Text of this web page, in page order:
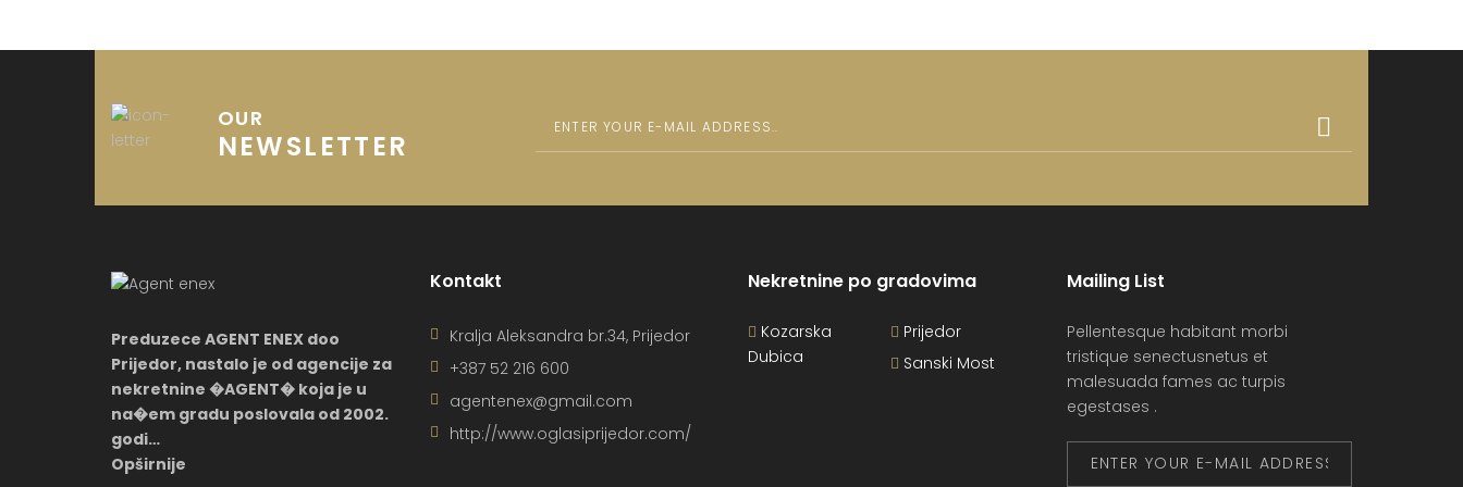
OUR
NEWSLETTER
Preduzece AGENT ENEX doo
Prijedor, nastalo je od agencije za
nekretnine �AGENT� koja je u
na�em gradu poslovala od 2002.
godi…
Opširnije
Kontakt
Kralja Aleksandra br.34, Prijedor
+387 52 216 600
agentenex@gmail.com
http://www.oglasiprijedor.com/
Nekretnine po gradovima
Kozarska
Dubica
Prijedor
Sanski Most
Mailing List
Pellentesque habitant morbi
tristique senectusnetus et
malesuada fames ac turpis
egestases .